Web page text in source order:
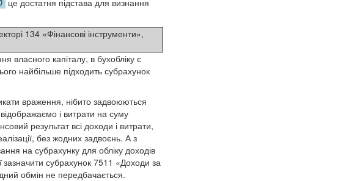
134 «Фінансові інструменти»,
капіталу, в бухобліку є
найбільше підходить субрахунок
враження, нібито задвоюються
і витрати на суму
результат всі доходи і витрати,
без жодних задвоєнь. А з
на субрахунку для обліку доходів
зазначити субрахунок 7511 «Доходи за
обмін не передбачається.